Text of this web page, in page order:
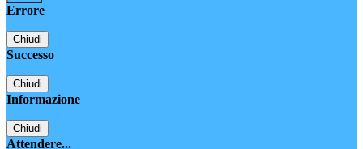
Errore
Chiudi
Successo
Chiudi
Informazione
Chiudi
Attendere...